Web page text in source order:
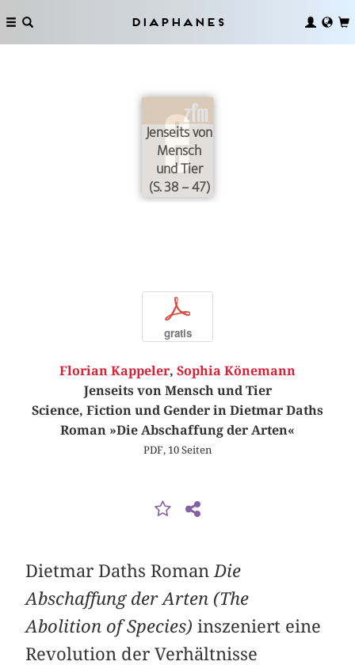
Diaphanes
Jenseits von
Mensch
und Tier
(S. 38 – 47)
p
gratis
Florian Kappeler, Sophia Könemann
Jenseits von Mensch und Tier
Science, Fiction und Gender in Dietmar Daths
Roman »Die Abschaffung der Arten«
PDF, 10 Seiten
Dietmar Daths Roman Die
Abschaffung der Arten (The
Abolition of Species) inszeniert eine
Revolution der Verhältnisse